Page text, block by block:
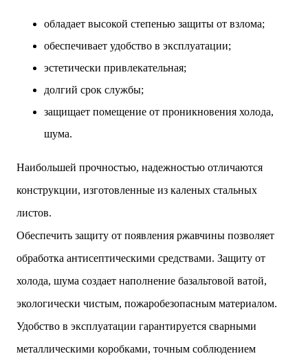
обладает высокой степенью защиты от взлома;
обеспечивает удобство в эксплуатации;
эстетически привлекательная;
долгий срок службы;
защищает помещение от проникновения холода,
шума.
Наибольшей прочностью, надежностью отличаются
конструкции, изготовленные из каленых стальных
листов.
Обеспечить защиту от появления ржавчины позволяет
обработка антисептическими средствами. Защиту от
холода, шума создает наполнение базальтовой ватой,
экологически чистым, пожаробезопасным материалом.
Удобство в эксплуатации гарантируется сварными
металлическими коробками, точным соблюдением